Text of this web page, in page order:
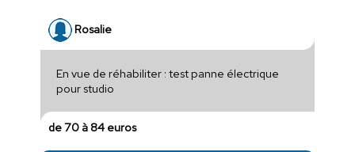
Rosalie
En vue de réhabiliter : test panne électrique
pour studio
de 70 à 84 euros